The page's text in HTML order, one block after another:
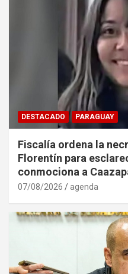
DESTACADO PARAGUAY
Fiscalía ordena la
Florentín para
conmociona a
07/08/2026 agenda